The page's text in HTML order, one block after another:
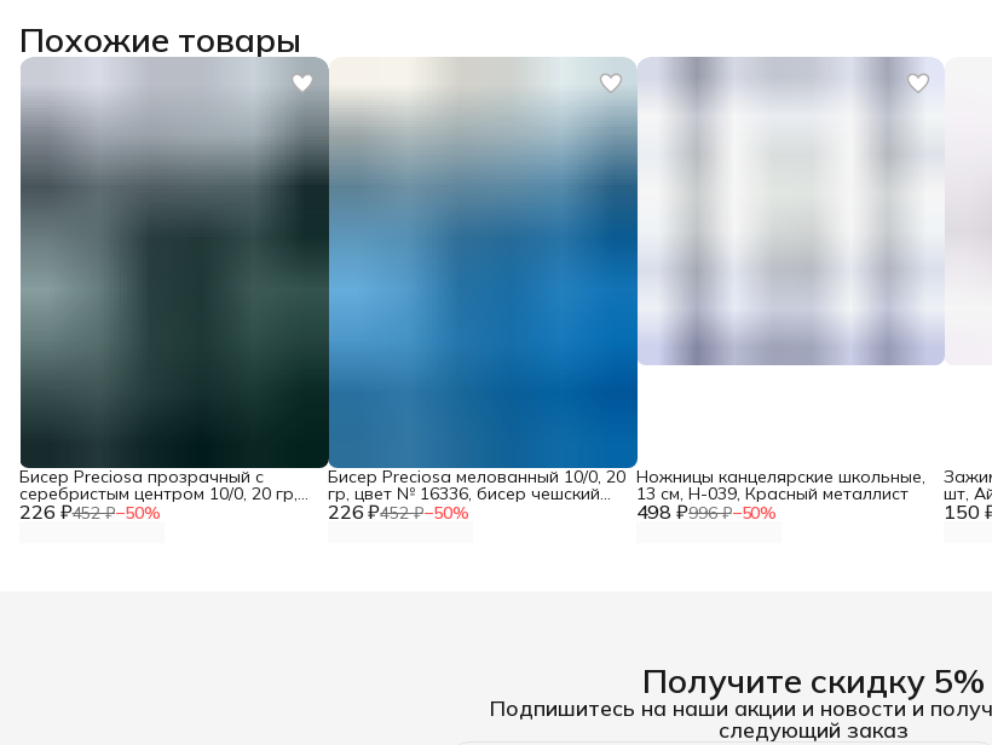
Похожие товары
226 ₽452 ₽−50%
Бисер Preciosa прозрачный с
серебристым центром 10/0, 20 гр,
цвет № 57710, бисер чешский для 226 ₽452 ₽−50%
Бисер Preciosa мелованный 10/0, 20
гр, цвет № 16336, бисер чешский
для рукоделия плетения 498 ₽996 ₽−50%
Ножницы канцелярские школьные,
13 см, Н-039, Красный металлист
150
шт,
Получите скидку 5%
Подпишитесь на наши акции и новости и
следующий заказ